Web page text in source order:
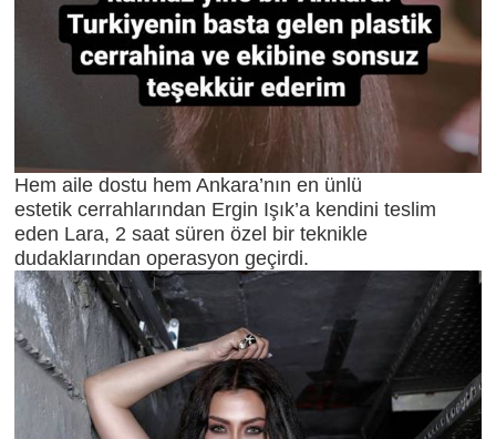
Hem aile dostu hem Ankara’nın en ünlü
estetik cerrahlarından Ergin Işık’a kendini teslim
eden Lara, 2 saat süren özel bir teknikle
dudaklarından operasyon geçirdi.